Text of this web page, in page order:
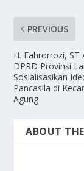
PREVIOUS
H. Fahrorrozi, ST
DPRD Provinsi
Sosialisasikan
Pancasila di
Agung
ABOUT